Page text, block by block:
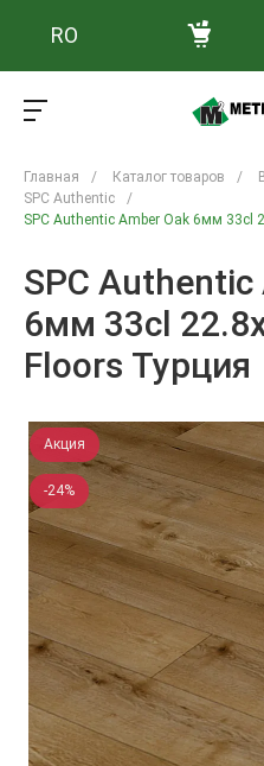
RO
Главная / Каталог товаров /
SPC Authentic
/
SPC Authentic Amber Oak 6мм 33cl
SPC Authentic
6мм 33cl
Floors Турция
Акция
-24%